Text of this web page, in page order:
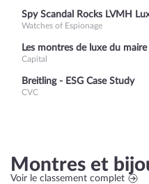
Spy Scandal Rocks LVMH
Watches of Espionage
Les montres de luxe du
Capital
Breitling - ESG Case Study
CVC
Montres et
Voir le classement complet